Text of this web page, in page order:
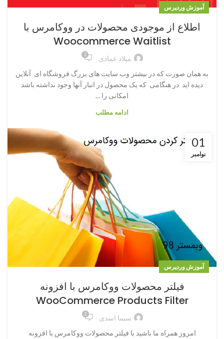
آموزش وردپرس
اطلاع از موجودی محصولات در ووکامرس با
Woocommerce Waitlist
میلاد عمادی 2
به همان صورت که در بیشتر وب سایت های بزرگ فروشگاه ای آنلاین
دیده اید در هنگامی که یک محصول در انبار آنها وجود نداشته باشد
امکانی را ...
ادامه مطلب
01
نوامبر
آموزش وردپرس
فیلتر محصولات ووکامرس با افزونه
WooCommerce Products Filter
سیما اسدی 2
امروز همراه ما باشید با فیلتر محصولات ووکامرس با افزونه